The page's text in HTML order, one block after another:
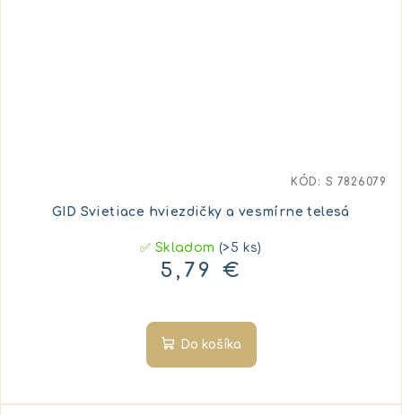
GID Svietiace hviezdičky a vesmírne telesá
✅ Skladom(>5 ks)
5,79 €
Do košíka
KÓD: S 7826079